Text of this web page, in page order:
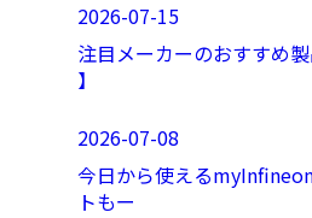
2026-07-15
注目メーカーのおすすめ
】
2026-07-08
今日から使える
トもー